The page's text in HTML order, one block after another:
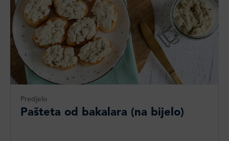
Predjelo
Pašteta od bakalara (na bijelo)